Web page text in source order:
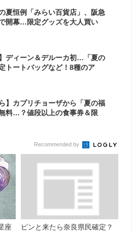
夏恒例「みらい百貨店」、阪急
開幕…限定グッズを大人買い
】ディーン＆デルーカ初…「夏の
トートバッグなど！8種のア
】カプリチョーザから「夏の福
料…？値段以上の食事券＆限
Recommended by
座
ピンと来たら奈良県民確定？